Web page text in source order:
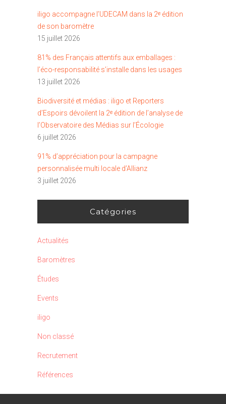
iligo accompagne l’UDECAM dans la 2ᵉ édition
de son baromètre
15 juillet 2026
81% des Français attentifs aux emballages :
l’éco-responsabilité s’installe dans les usages
13 juillet 2026
Biodiversité et médias : iligo et Reporters
d’Espoirs dévoilent la 2ᵉ édition de l’analyse de
l’Observatoire des Médias sur l’Écologie
6 juillet 2026
91% d’appréciation pour la campagne
personnalisée multi locale d’Allianz
3 juillet 2026
Catégories
Actualités
Baromètres
Études
Events
iligo
Non classé
Recrutement
Références